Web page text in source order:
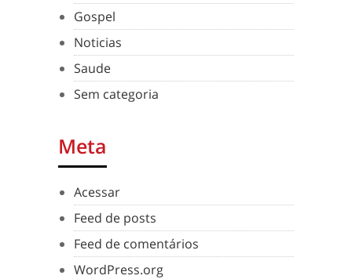
Gospel
Noticias
Saude
Sem categoria
Meta
Acessar
Feed de posts
Feed de comentários
WordPress.org